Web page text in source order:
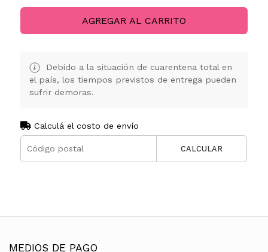
AGREGAR AL CARRITO
Debido a la situación de cuarentena total en
el país, los tiempos previstos de entrega pueden
sufrir demoras.
Calculá el costo de envío
CALCULAR
MEDIOS DE PAGO